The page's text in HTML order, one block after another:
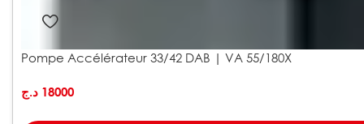
Pompe Accélérateur 33/42 DAB | VA 55/180X
18000 د.ج